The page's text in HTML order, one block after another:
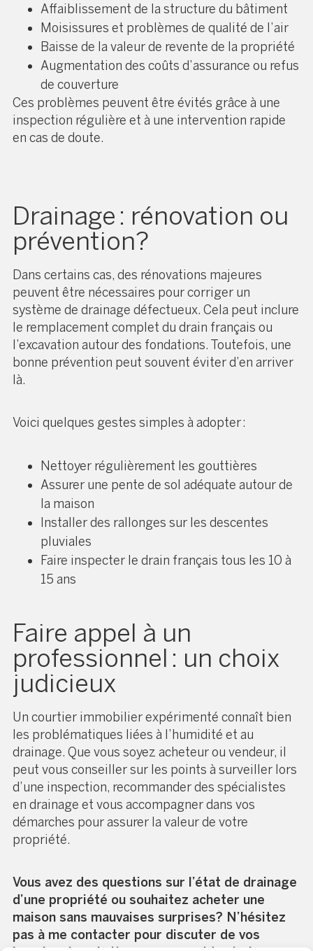
Affaiblissement de la structure du bâtiment
Moisissures et problèmes de qualité de l’air
Baisse de la valeur de revente de la propriété
Augmentation des coûts d’assurance ou refus
de couverture
Ces problèmes peuvent être évités grâce à une
inspection régulière et à une intervention rapide
en cas de doute.
Drainage : rénovation ou
prévention?
Dans certains cas, des rénovations majeures
peuvent être nécessaires pour corriger un
système de drainage défectueux. Cela peut inclure
le remplacement complet du drain français ou
l’excavation autour des fondations. Toutefois, une
bonne prévention peut souvent éviter d’en arriver
là.
Voici quelques gestes simples à adopter :
Nettoyer régulièrement les gouttières
Assurer une pente de sol adéquate autour de
la maison
Installer des rallonges sur les descentes
pluviales
Faire inspecter le drain français tous les 10 à
15 ans
Faire appel à un
professionnel : un choix
judicieux
Un courtier immobilier expérimenté connaît bien
les problématiques liées à l’humidité et au
drainage. Que vous soyez acheteur ou vendeur, il
peut vous conseiller sur les points à surveiller lors
d’une inspection, recommander des spécialistes
en drainage et vous accompagner dans vos
démarches pour assurer la valeur de votre
propriété.
Vous avez des questions sur l’état de drainage
d’une propriété ou souhaitez acheter une
maison sans mauvaises surprises? N’hésitez
pas à me contacter pour discuter de vos